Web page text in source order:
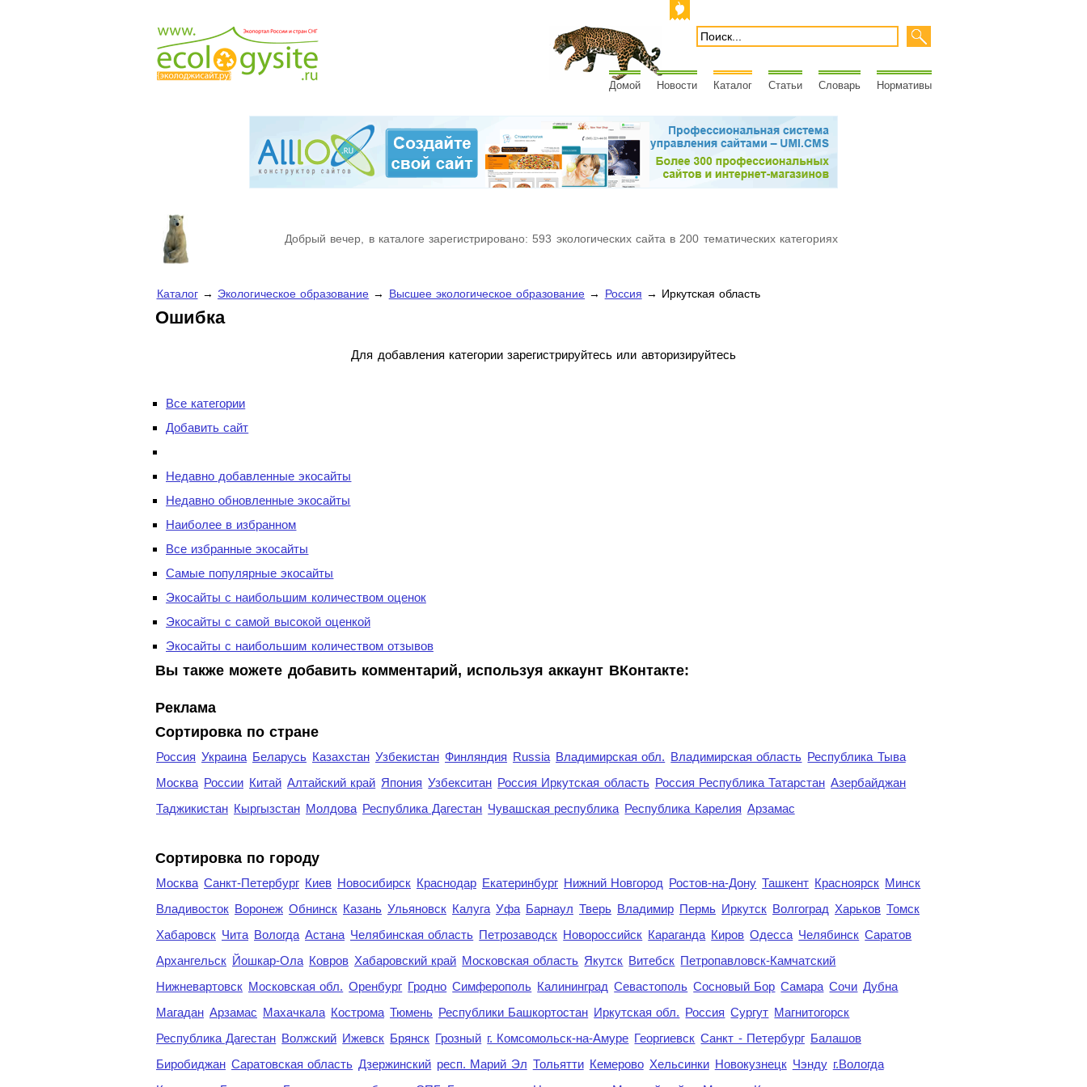
Домой Новости Каталог Статьи Словарь Нормативы
Добрый вечер, в каталоге зарегистрировано: 593 экологических сайта в 200 тематических категориях
Каталог→ Экологическое образование → Высшее экологическое образование → Россия → Иркутская область
Ошибка
Для добавления категории зарегистрируйтесь или авторизируйтесь
Все категории
Добавить сайт
Недавно добавленные экосайты
Недавно обновленные экосайты
Наиболее в избранном
Все избранные экосайты
Самые популярные экосайты
Экосайты с наибольшим количеством оценок
Экосайты с самой высокой оценкой
Экосайты с наибольшим количеством отзывов
Вы также можете добавить комментарий, используя аккаунт ВКонтакте:
Реклама
Сортировка по стране
Россия Украина Беларусь Казахстан Узбекистан Финляндия Russia Владимирская обл. Владимирская область Республика Тыва
Москва России Китай Алтайский край Япония Узбекситан Россия Иркутская область Россия Республика Татарстан Азербайджан
Таджикистан Кыргызстан Молдова Республика Дагестан Чувашская республика Республика Карелия Арзамас
Cортировка по городу
Москва Санкт-Петербург Киев Новосибирск Краснодар Екатеринбург Нижний Новгород Ростов-на-Дону Ташкент Красноярск Минск
Владивосток Воронеж Обнинск Казань Ульяновск Калуга Уфа Барнаул Тверь Владимир Пермь Иркутск Волгоград Харьков Томск
Хабаровск Чита Вологда Астана Челябинская область Петрозаводск Новороссийск Караганда Киров Одесса Челябинск Саратов
Архангельск Йошкар-Ола Ковров Хабаровский край Московская область Якутск Витебск Петропавловск-Камчатский
Нижневартовск Московская обл. Оренбург Гродно Симферополь Калининград Севастополь Сосновый Бор Самара Сочи Дубна
Магадан Арзамас Махачкала Кострома Тюмень Республики Башкортостан Иркутская обл. Россия Сургут Магнитогорск
Республика Дагестан Волжский Ижевск Брянск Грозный г. Комсомольск-на-Амуре Георгиевск Санкт - Петербург Балашов
Биробиджан Саратовская область Дзержинский респ. Марий Эл Тольятти Кемерово Хельсинки Новокузнецк Чэнду г.Вологда